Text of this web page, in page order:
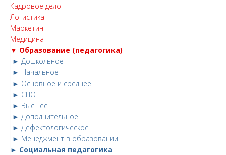
Кадровое дело
Логистика
Маркетинг
Медицина
▼ Образование (педагогика)
► Дошкольное
► Начальное
► Основное и среднее
► СПО
► Высшее
► Дополнительное
► Дефектологическое
► Менеджмент в образовании
► Социальная педагогика